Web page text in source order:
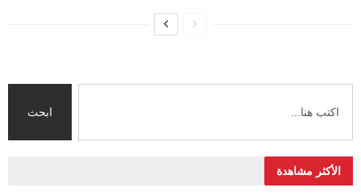
ابحث
الأكثر مشاهدة